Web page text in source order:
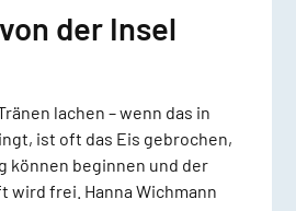
der Insel
lachen – wenn das in
ist oft das Eis gebrochen,
können beginnen und der
wird frei. Hanna Wichmann